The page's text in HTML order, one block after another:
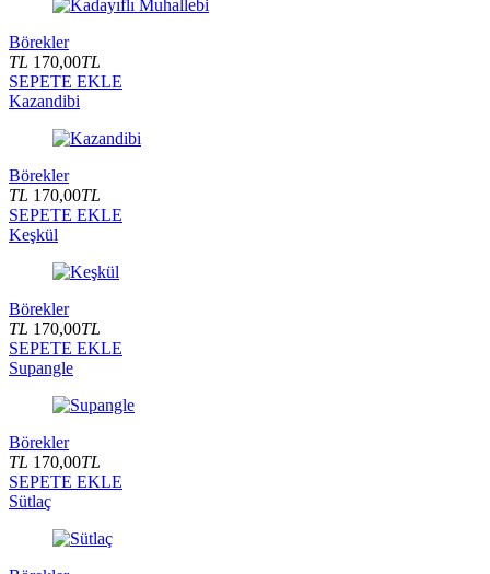
Börekler
TL 170,00TL
SEPETE EKLE
Kazandibi
Börekler
TL 170,00TL
SEPETE EKLE
Keşkül
Börekler
TL 170,00TL
SEPETE EKLE
Supangle
Börekler
TL 170,00TL
SEPETE EKLE
Sütlaç